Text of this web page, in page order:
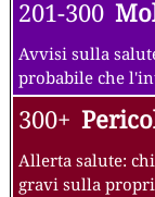
201-300
Avvisi sulla
probabile che
300+
Allerta salute:
gravi sulla